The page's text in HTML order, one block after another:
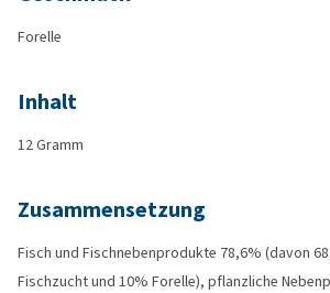
Forelle
Inhalt
12 Gramm
Zusammensetzung
Fisch und Fischnebenprodukte 78,6% (davon
Fischzucht und 10% Forelle), pflanzliche